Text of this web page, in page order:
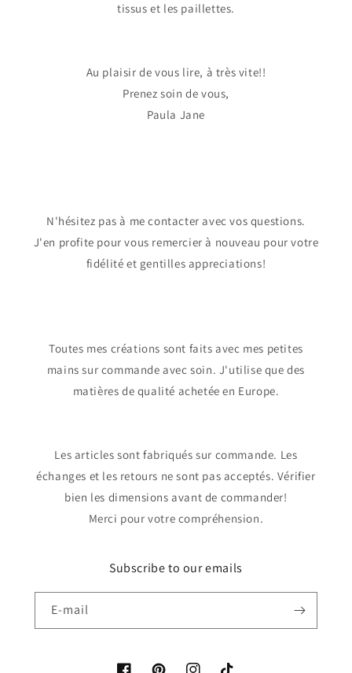
tissus et les paillettes.
Au plaisir de vous lire, à très vite!!
Prenez soin de vous,
Paula Jane
N'hésitez pas à me contacter avec vos questions.
J'en profite pour vous remercier à nouveau pour votre
fidélité et gentilles appreciations!
Toutes mes créations sont faits avec mes petites
mains sur commande avec soin. J'utilise que des
matières de qualité achetée en Europe.
Les articles sont fabriqués sur commande. Les
échanges et les retours ne sont pas acceptés. Vérifier
bien les dimensions avant de commander!
Merci pour votre compréhension.
Subscribe to our emails
E-mail